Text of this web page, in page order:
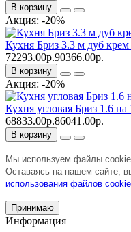
В корзину
Акция: -20%
Кухня Бриз 3.3 м дуб
72293.00р.90366.00р.
В корзину
Акция: -20%
Кухня угловая Бриз 1.6
68833.00р.86041.00р.
В корзину
Мы используем файлы
Оставаясь на нашем сайте,
использования файлов
Принимаю
Информация